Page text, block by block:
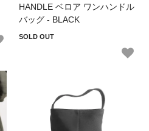
HANDLE ベロア ワンハンドル
バッグ - BLACK
SOLD OUT